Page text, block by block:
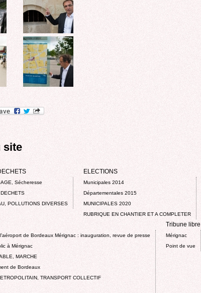
site
Sécheresse
POLLUTIONS DIVERSES
ELECTIONS
Municipales 2014
Départementales 2015
MUNICIPALES 2020
RUBRIQUE EN CHANTIER ET A COMPLETER
de Bordeaux Mérignac : inauguration, revue de presse
à Mérignac
MARCHE
de Bordeaux
TRANSPORT COLLECTIF
Tribune libre
Mérignac
Point de vue